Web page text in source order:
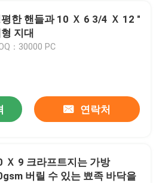
한 핸들과 10 Ｘ 6 3/4 Ｘ 12 "
지대
：30000 PC
연락처
Ｘ 9 크라프트지는 가방
버릴 수 있는 뾰족 바닥을